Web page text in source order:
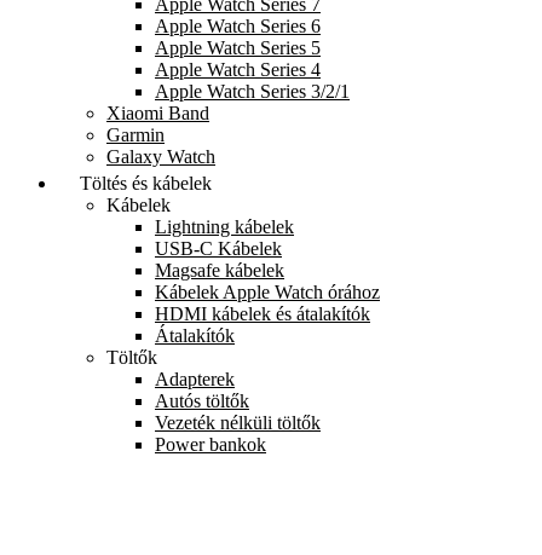
Apple Watch Series 7
Apple Watch Series 6
Apple Watch Series 5
Apple Watch Series 4
Apple Watch Series 3/2/1
Xiaomi Band
Garmin
Galaxy Watch
Töltés és kábelek
Kábelek
Lightning kábelek
USB-C Kábelek
Magsafe kábelek
Kábelek Apple Watch órához
HDMI kábelek és átalakítók
Átalakítók
Töltők
Adapterek
Autós töltők
Vezeték nélküli töltők
Power bankok